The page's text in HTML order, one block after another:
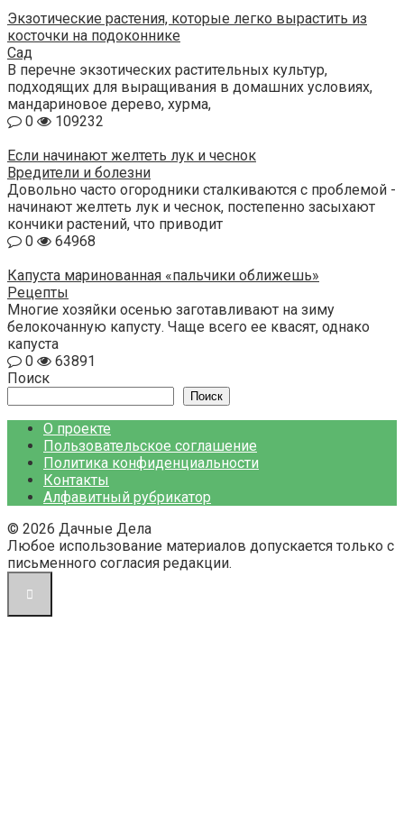
Экзотические растения, которые легко вырастить из
косточки на подоконнике
Сад
В перечне экзотических растительных культур,
подходящих для выращивания в домашних условиях,
мандариновое дерево, хурма,
0
109232
Если начинают желтеть лук и чеснок
Вредители и болезни
Довольно часто огородники сталкиваются с проблемой -
начинают желтеть лук и чеснок, постепенно засыхают
кончики растений, что приводит
0
64968
Капуста маринованная «пальчики оближешь»
Рецепты
Многие хозяйки осенью заготавливают на зиму
белокочанную капусту. Чаще всего ее квасят, однако
капуста
0
63891
Поиск
Поиск
О проекте
Пользовательское соглашение
Политика конфиденциальности
Контакты
Алфавитный рубрикатор
© 2026 Дачные Дела
Любое использование материалов допускается только с
письменного согласия редакции.